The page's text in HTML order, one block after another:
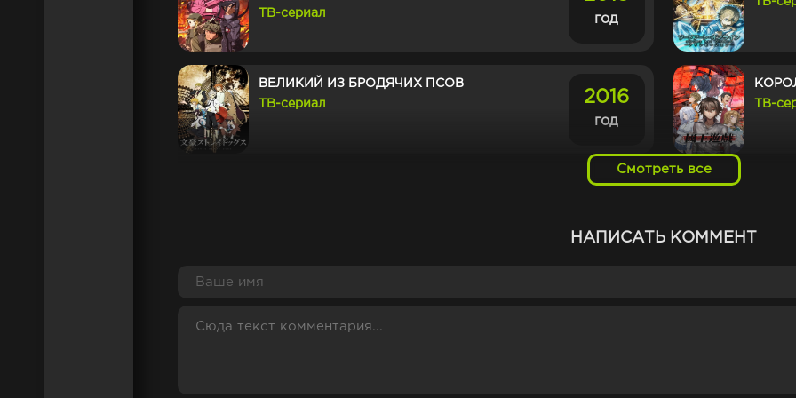
ТВ-сериал
год
ВЕЛИКИЙ ИЗ БРОДЯЧИХ ПСОВ
ТВ-сериал
2016
год
ТВ-
ЭЙР ГИР
Смотреть все
НАПИСАТЬ КОММЕНТ